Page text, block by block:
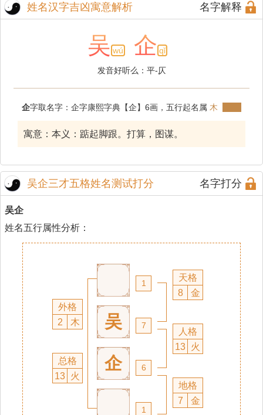
姓名汉字吉凶寓意解析 名字解释
吴 wú 企 qǐ
发音好听么：平-仄
企字取名字：企字康熙字典【企】6画，五行起名属 木
寓意：本义：踮起脚跟。打算，图谋。
吴企三才五格姓名测试打分 名字打分
吴企
姓名五行属性分析：
外格
2
木
总格
13 火
吴
企
1
7
6
1
天格
8
金
人格
13 火
地格
7
金